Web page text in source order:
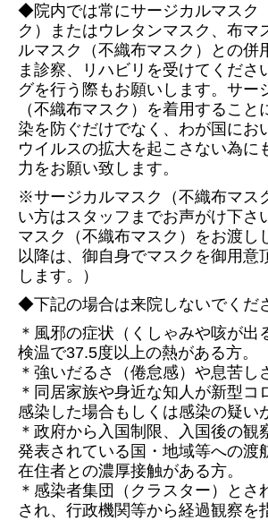
◆院内では常にサージカルマスク
ク）またはウレタンマスク、布マ
ルマスク（不織布マスク）との併
ま診察、リハビリを受けてくださ
グを行う際もお願いします。サー
（不織布マス ク）を着用すること
染を防ぐだけでなく、わが国にお
ウ イルスの拡大を起こさない為に
力をお願い致します。
※サージカルマスク（不織布マス
い方はスタッフまでお声がけ下さ
マスク（不織布マスク）をお渡し
以降は、御自身でマス クを御用意
します。）
◆下記の場合は来院しないでくだ
＊風邪の症状（くしゃみや咳が出
検温で37.5度以上の熱がある方。
＊強いだるさ（倦怠感）や息苦し
＊同居家族や身近な知人が新型コ
感染した場合もしくは感染の疑い
＊政府から入国制限、入国後の観
発表されている国・地域等への渡
在住者との濃厚接触がある方。
＊感染者集団（クラスター）とさ
され、行政機関等から経過観察を